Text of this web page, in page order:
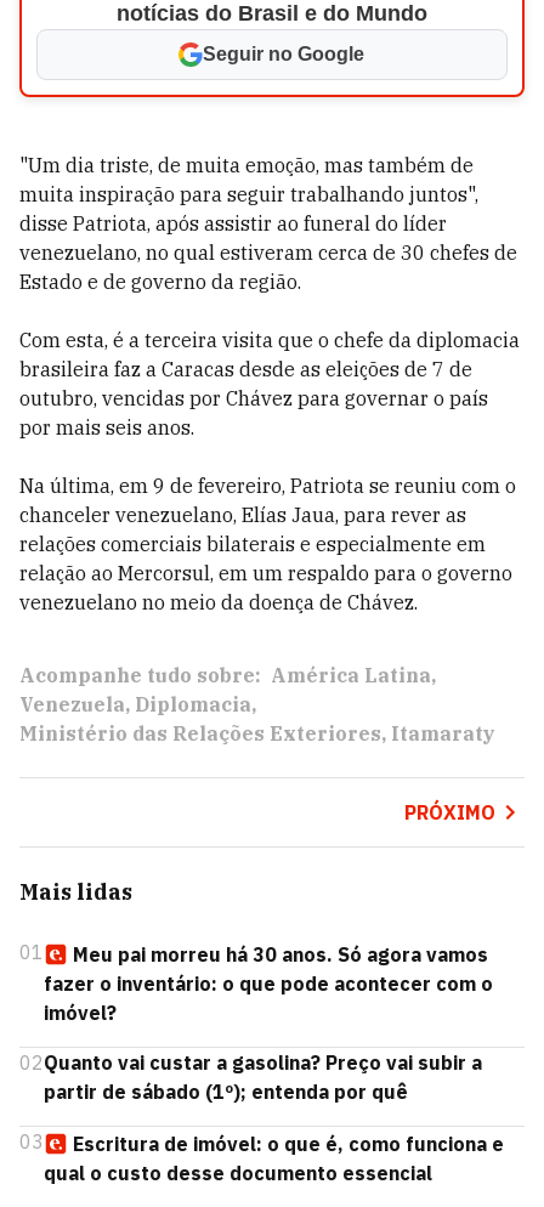
notícias do Brasil e do Mundo
Seguir no Google
"Um dia triste, de muita emoção, mas também de
muita inspiração para seguir trabalhando juntos",
disse Patriota, após assistir ao funeral do líder
venezuelano, no qual estiveram cerca de 30 chefes de
Estado e de governo da região.
Com esta, é a terceira visita que o chefe da diplomacia
brasileira faz a Caracas desde as eleições de 7 de
outubro, vencidas por Chávez para governar o país
por mais seis anos.
Na última, em 9 de fevereiro, Patriota se reuniu com o
chanceler venezuelano, Elías Jaua, para rever as
relações comerciais bilaterais e especialmente em
relação ao Mercorsul, em um respaldo para o governo
venezuelano no meio da doença de Chávez.
Acompanhe tudo sobre: América Latina
Venezuela Diplomacia
Ministério das Relações Exteriores Itamaraty
PRÓXIMO
Mais lidas
01
Meu pai morreu há 30 anos. Só agora vamos
fazer o inventário: o que pode acontecer com o
imóvel?
02Quanto vai custar a gasolina? Preço vai subir a
partir de sábado (1º); entenda por quê
03
Escritura de imóvel: o que é, como funciona e
qual o custo desse documento essencial